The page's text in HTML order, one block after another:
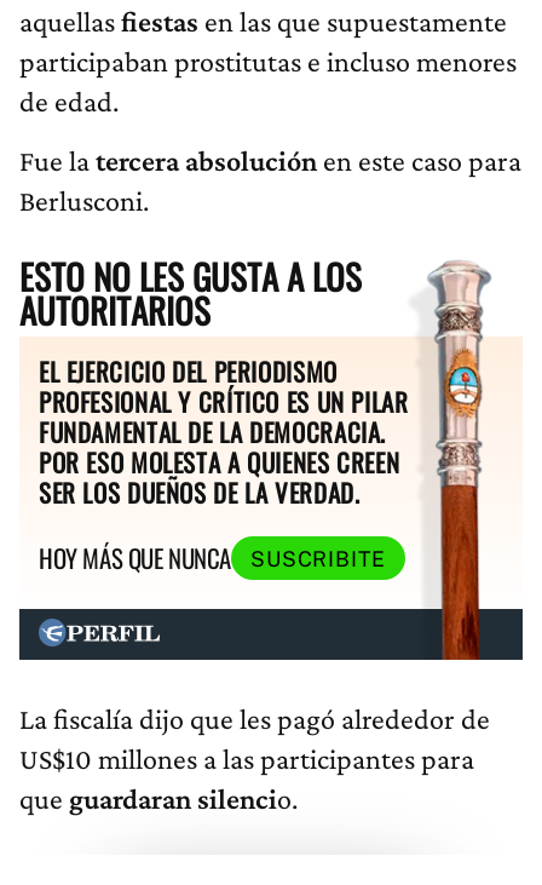
aquellasfiestas en las que supuestamente
participaban prostitutas e incluso menores
de edad.
Fue latercera absolución en este caso para
Berlusconi.
ESTO NO LES GUSTA A LOS
AUTORITARIOS
EL EJERCICIO DEL PERIODISMO
PROFESIONAL Y CRÍTICO ES UN PILAR
FUNDAMENTAL DE LA DEMOCRACIA.
POR ESO MOLESTA A QUIENES CREEN
SER LOS DUEÑOS DE LA VERDAD.
HOY MÁS QUE NUNCA
SUSCRIBITE
La fiscalía dijo que les pagó alrededor de
US$10 millones a las participantes para
que guardaran silencio.